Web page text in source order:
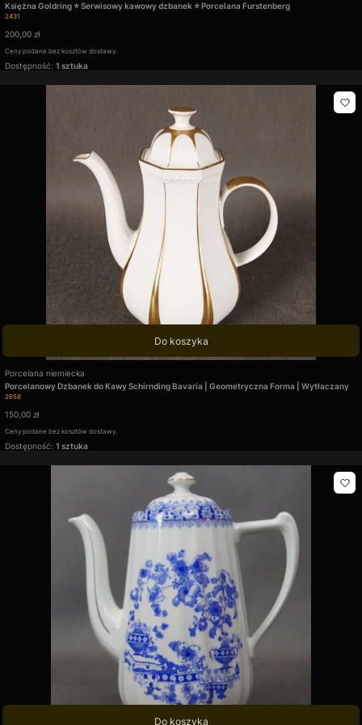
Kod produktu
2431
Księżna Goldring ⭐ Serwisowy kawowy dzbanek ⭐ Porcelana Furstenberg
Cena
200,00 zł
Ceny podane bez kosztów dostawy.
Dostępność: 1 sztuka
Do koszyka
Kod produktu
2658
Porcelanowy Dzbanek do Kawy Schirnding Bavaria | Geometryczna Forma | Wytłaczany
Wzór i Złocenia | Wys. 23 cm
Producent
Porcelana niemiecka
Cena
150,00 zł
Ceny podane bez kosztów dostawy.
Dostępność: 1 sztuka
Do koszyka